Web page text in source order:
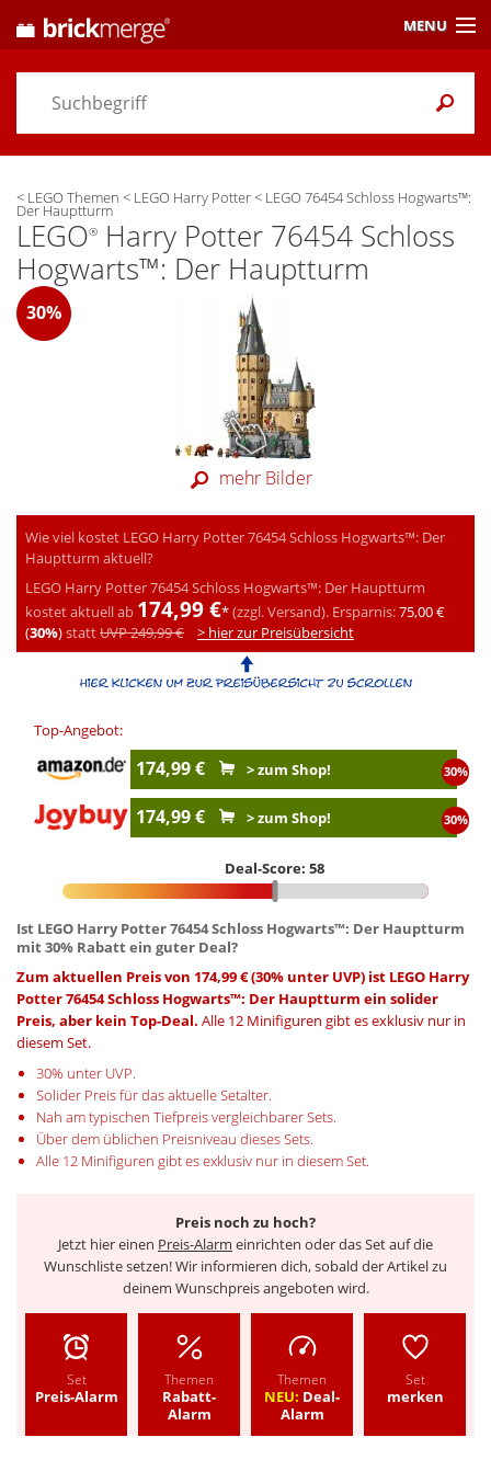
< LEGO Themen < LEGO Harry Potter< LEGO 76454 Schloss Hogwarts™:
Der Hauptturm
LEGO®
Harry Potter 76454 Schloss
Hogwarts™: Der Hauptturm
30%
mehr Bilder
Wie viel kostet LEGO Harry Potter 76454 Schloss Hogwarts™: Der
Hauptturm aktuell?
LEGO Harry Potter 76454 Schloss Hogwarts™: Der Hauptturm
kostet aktuell ab 174,99 €*(zzgl. Versand). Ersparnis:75,00 €
(30%)stattUVP 249,99 € > hier zur Preisübersicht
Top-Angebot:
174,99 € 30%
> zum Shop!
174,99 € 30%
> zum Shop!
Deal-Score: 58
Ist LEGO Harry Potter 76454 Schloss Hogwarts™: Der Hauptturm
mit 30% Rabatt ein guter Deal?
Zum aktuellen Preis von 174,99 € (30% unter UVP) ist LEGO Harry
Potter 76454 Schloss Hogwarts™: Der Hauptturm ein solider
Preis, aber kein Top-Deal. Alle 12 Minifiguren gibt es exklusiv nur in
diesem Set.
30% unter UVP.
Solider Preis für das aktuelle Setalter.
Nah am typischen Tiefpreis vergleichbarer Sets.
Über dem üblichen Preisniveau dieses Sets.
Alle 12 Minifiguren gibt es exklusiv nur in diesem Set.
Preis noch zu hoch?
Jetzt hier einen Preis-Alarm einrichten oder das Set auf die
Wunschliste setzen! Wir informieren dich, sobald der Artikel zu
deinem Wunschpreis angeboten wird.
Set
Preis-Alarm
Themen
Rabatt-
Alarm
Themen
NEU: Deal-
Alarm
Set
merken
MENU
Preisvergleich
Themen/ Händler
Alarme& Wunschlisten
Einstellungen